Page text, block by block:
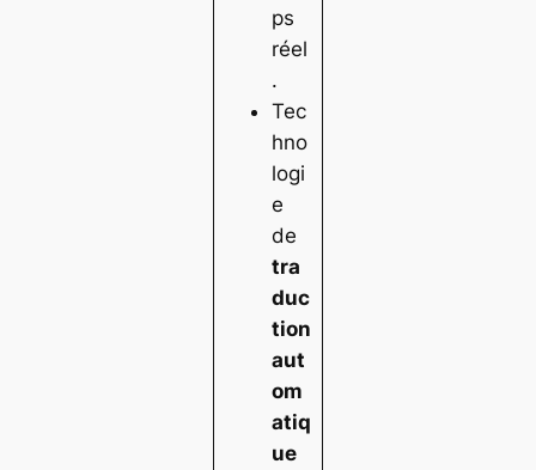
ps
réel
.
Tec
hno
logi
e
de
tra
duc
tion
aut
om
atiq
ue